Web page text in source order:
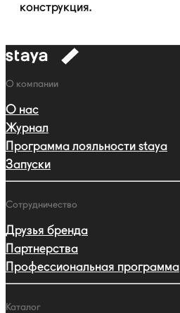
конструкция.
к
Навигация
О компании
О нас
Журнал
Программа лояльности staya
Запуски
Сотрудничество
Друзья бренда
Партнерства
Профессиональная программа
Каталог